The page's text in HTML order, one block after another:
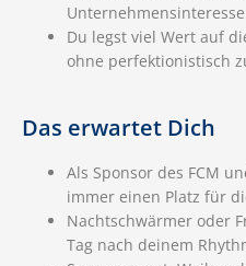
Du legst viel Wert auf
ohne perfektionistisch
Das erwartet Dich
Als Sponsor des FCM
immer einen Platz für
Nachtschwärmer oder
Tag nach deinem